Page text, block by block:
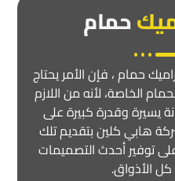
حمام
حمام ، فإن الأمر يحتاج
الخاصة، لأنه من اللازم
يسيرة وقدرة كبيرة على
هابي كلين بتقديم تلك
توفير أحدث التصميمات
كل الأذواق.